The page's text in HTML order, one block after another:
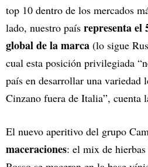
top 10 dentro de los mercados
lado, nuestro país representa el
global de la marca (lo sigue
cual esta posición privilegiada
país en desarrollar una variedad
Cinzano fuera de Italia”, cuenta
El nuevo aperitivo del grupo
maceraciones: el mix de hierbas